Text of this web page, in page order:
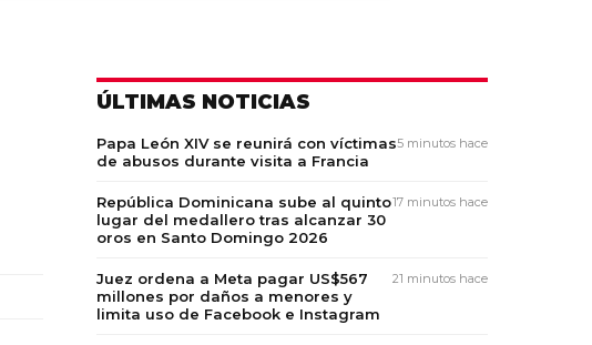
ÚLTIMAS NOTICIAS
Papa León XIV se reunirá con víctimas
de abusos durante visita a Francia
5 minutos hace
República Dominicana sube al quinto
lugar del medallero tras alcanzar 30
oros en Santo Domingo 2026
17 minutos hace
Juez ordena a Meta pagar US$567
millones por daños a menores y
limita uso de Facebook e Instagram
21 minutos hace